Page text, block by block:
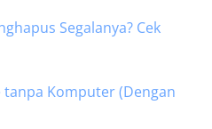
Segalanya? Cek
tanpa Komputer (Dengan